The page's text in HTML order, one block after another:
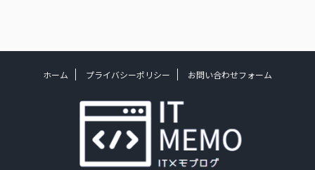
ホーム プライバシーポリシー お問い合わせフォーム